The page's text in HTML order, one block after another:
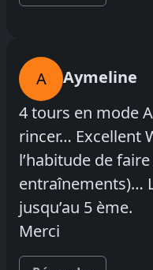
A
Aymeline
4 tours en mode
rincer… Excellent
l’habitude de
entraînements)…
jusqu’au 5 ème.
Merci